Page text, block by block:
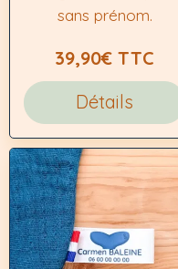
sans prénom.
39,90€ TTC
Détails